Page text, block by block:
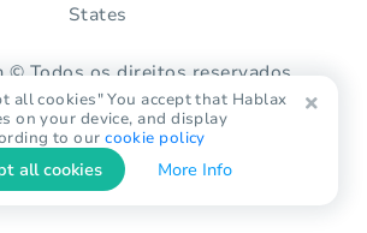
States
© Todos os direitos reservados.
all cookies" You accept that Hablax
on your device, and display
to ourcookie policy
all cookies More Info